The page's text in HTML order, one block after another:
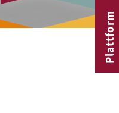
Plattform